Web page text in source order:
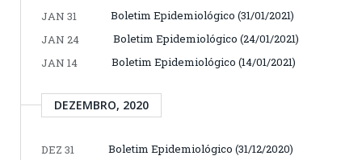
JAN 31
Boletim Epidemiológico (31/01/2021)
JAN 24
Boletim Epidemiológico (24/01/2021)
JAN 14
Boletim Epidemiológico (14/01/2021)
DEZEMBRO, 2020
DEZ 31
Boletim Epidemiológico (31/12/2020)